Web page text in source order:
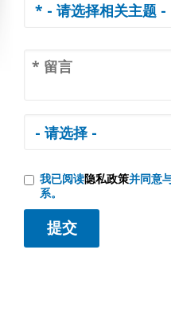
我已阅读隐私政策并同意
系。